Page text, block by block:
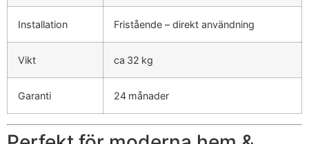
Installation Fristående – direkt användning
Vikt ca 32 kg
Garanti 24 månader